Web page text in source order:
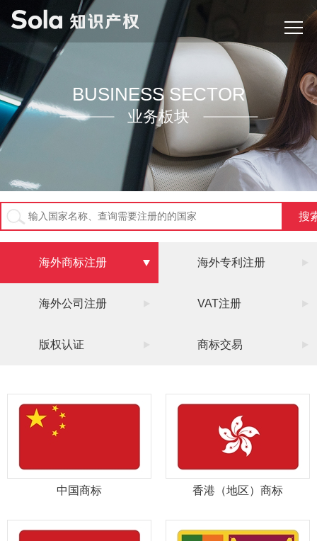
BUSINESS SECTOR
业务板块
海外商标注册 海外专利注册
海外公司注册 VAT注册
版权认证 商标交易
中国商标 香港（地区）商标